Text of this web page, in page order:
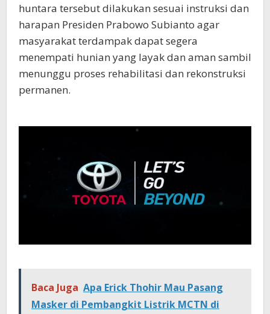
huntara tersebut dilakukan sesuai instruksi dan
harapan Presiden Prabowo Subianto agar
masyarakat terdampak dapat segera
menempati hunian yang layak dan aman sambil
menunggu proses rehabilitasi dan rekonstruksi
permanen.
Baca Juga Apa Erick Thohir Mau Pasang
Masker di Pembangkit Listrik MCTN di